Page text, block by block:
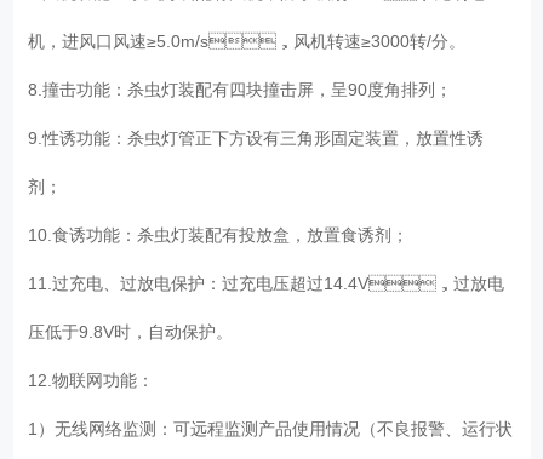
机，进风口风速≥5.0m/s，风机转速≥3000转/分。
8.撞击功能：杀虫灯装配有四块撞击屏，呈90度角排列；
9.性诱功能：杀虫灯管正下方设有三角形固定装置，放置性诱
剂；
10.食诱功能：杀虫灯装配有投放盒，放置食诱剂；
11.过充电、过放电保护：过充电压超过14.4V，过放电
压低于9.8V时，自动保护。
12.物联网功能：
1）无线网络监测：可远程监测产品使用情况（不良报警、运行状